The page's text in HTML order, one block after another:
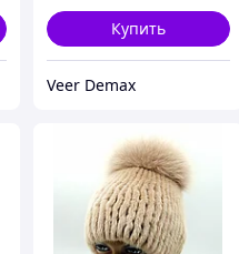
Купить
Veer Demax